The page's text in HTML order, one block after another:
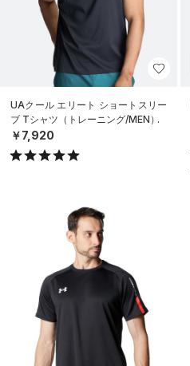
UAクール エリート ショートスリー
ブ Tシャツ（トレーニング/MEN）
￥7,920